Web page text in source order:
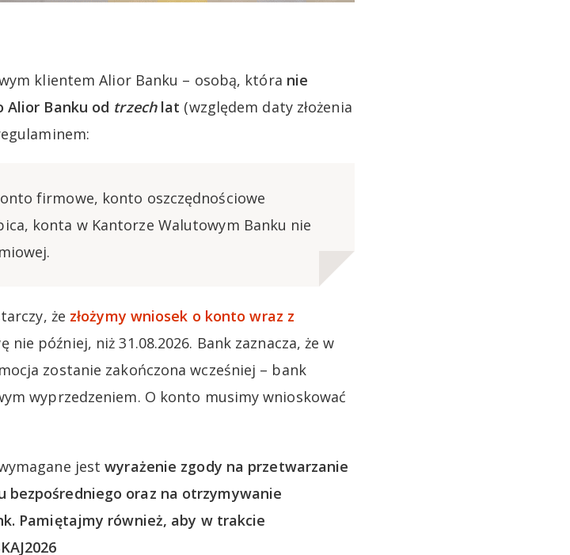
klientem Alior Banku – osobą, która nie
Alior Banku od trzechlat (względem daty złożenia
firmowe, konto oszczędnościowe
konta w Kantorze Walutowym Banku nie
że złożymy wniosek o konto wraz z
nie później, niż 31.08.2026. Bank zaznacza, że w
zostanie zakończona wcześniej – bank
wyprzedzeniem. O konto musimy wnioskować
jestwyrażenie zgody na przetwarzanie
bezpośredniego oraz na otrzymywanie
Pamiętajmy również, aby w trakcie